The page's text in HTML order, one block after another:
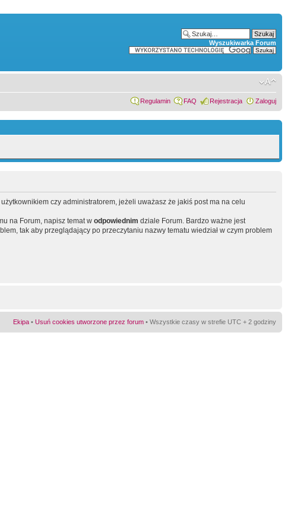
Wyszukiwarka Forum
Regulamin FAQ Rejestracja Zaloguj
czy administratorem, jeżeli uważasz że jakiś post ma na celu
na Forum, napisz temat w odpowiednim dziale Forum. Bardzo ważne jest
tak aby przeglądający po przeczytaniu nazwy tematu wiedział w czym problem
Ekipa • Usuń cookies utworzone przez forum • Wszystkie czasy w strefie UTC + 2 godziny